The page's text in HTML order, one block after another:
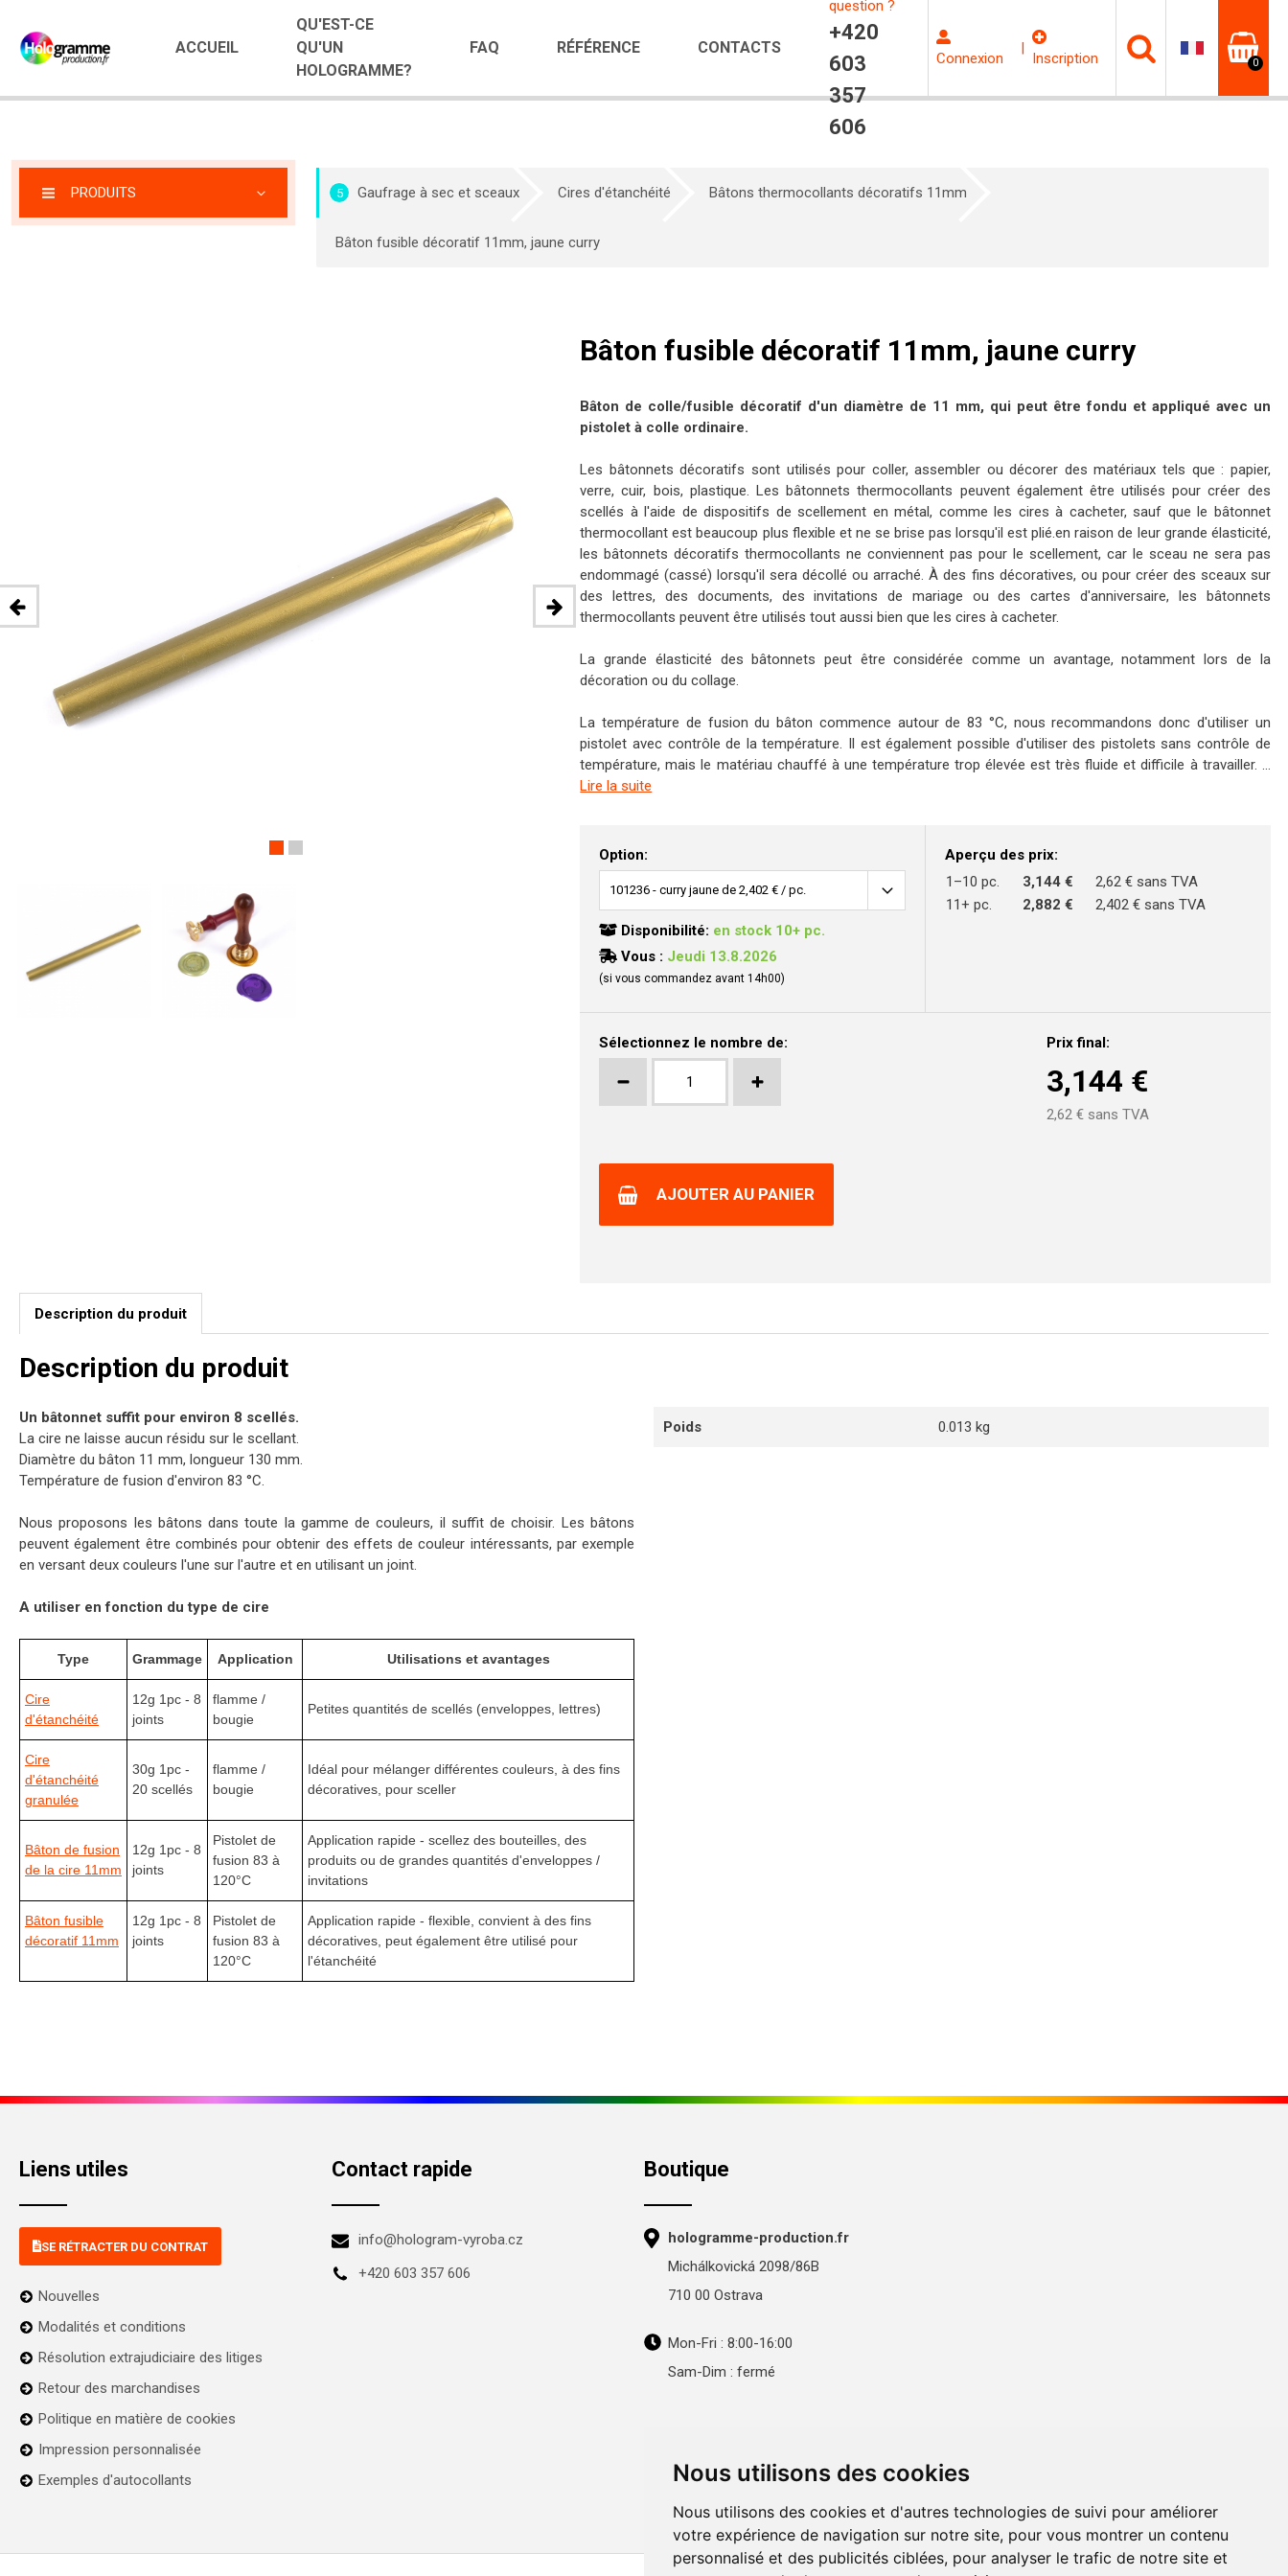
Nous utilisons des cookies
Nous utilisons des cookies et d'autres technologies de suivi pour améliorer
votre expérience de navigation sur notre site, pour vous montrer un contenu
personnalisé et des publicités ciblées, pour analyser le trafic de notre site et
ACCUEIL
QU'EST-CE
QU'UN
HOLOGRAMME?
FAQ RÉFÉRENCE CONTACTS
question ?
+420
603
357
606
Connexion
|
Inscription 0
PRODUITS 5 Gaufrage à sec et sceaux Cires d'étanchéité Bâtons thermocollants décoratifs 11mm
Bâton fusible décoratif 11mm, jaune curry
Bâton fusible décoratif 11mm, jaune curry
Bâton de colle/fusible décoratif d'un diamètre de 11 mm, qui peut être fondu et appliqué avec un
pistolet à colle ordinaire.
Les bâtonnets décoratifs sont utilisés pour coller, assembler ou décorer des matériaux tels que : papier,
verre, cuir, bois, plastique. Les bâtonnets thermocollants peuvent également être utilisés pour créer des
scellés à l'aide de dispositifs de scellement en métal, comme les cires à cacheter, sauf que le bâtonnet
thermocollant est beaucoup plus flexible et ne se brise pas lorsqu'il est plié.en raison de leur grande élasticité,
les bâtonnets décoratifs thermocollants ne conviennent pas pour le scellement, car le sceau ne sera pas
endommagé (cassé) lorsqu'il sera décollé ou arraché. À des fins décoratives, ou pour créer des sceaux sur
des lettres, des documents, des invitations de mariage ou des cartes d'anniversaire, les bâtonnets
thermocollants peuvent être utilisés tout aussi bien que les cires à cacheter.
La grande élasticité des bâtonnets peut être considérée comme un avantage, notamment lors de la
décoration ou du collage.
La température de fusion du bâton commence autour de 83 °C, nous recommandons donc d'utiliser un
pistolet avec contrôle de la température. Il est également possible d'utiliser des pistolets sans contrôle de
température, mais le matériau chauffé à une température trop élevée est très fluide et difficile à travailler. ...
Lire la suite
Option:
Disponibilité: en stock 10+ pc.
Vous : Jeudi 13.8.2026
(si vous commandez avant 14h00)
Aperçu des prix:
1–10 pc.
3,144 €
2,62 € sans TVA
11+ pc.
2,882 € 2,402 € sans TVA
Sélectionnez le nombre de: Prix final:
3,144 €
2,62 € sans TVA
AJOUTER AU PANIER
Description du produit
Description du produit
Un bâtonnet suffit pour environ 8 scellés.
La cire ne laisse aucun résidu sur le scellant.
Diamètre du bâton 11 mm, longueur 130 mm.
Température de fusion d'environ 83 °C.
Nous proposons les bâtons dans toute la gamme de couleurs, il suffit de choisir. Les bâtons
peuvent également être combinés pour obtenir des effets de couleur intéressants, par exemple
en versant deux couleurs l'une sur l'autre et en utilisant un joint.
A utiliser en fonction du type de cire
Type Grammage Application Utilisations et avantages
Cire
d'étanchéité
12g 1pc - 8
joints
flamme /
bougie
Petites quantités de scellés (enveloppes, lettres)
Cire
d'étanchéité
granulée
30g 1pc -
20 scellés
flamme /
bougie
Idéal pour mélanger différentes couleurs, à des fins
décoratives, pour sceller
Bâton de fusion
de la cire 11mm
12g 1pc - 8
joints
Pistolet de
fusion 83 à
120°C
Application rapide - scellez des bouteilles, des
produits ou de grandes quantités d'enveloppes /
invitations
Bâton fusible
décoratif 11mm
12g 1pc - 8
joints
Pistolet de
fusion 83 à
120°C
Application rapide - flexible, convient à des fins
décoratives, peut également être utilisé pour
l'étanchéité
Poids 0.013 kg
Liens utiles
SE RÉTRACTER DU CONTRAT
Nouvelles
Modalités et conditions
Résolution extrajudiciaire des litiges
Retour des marchandises
Politique en matière de cookies
Impression personnalisée
Exemples d'autocollants
Contact rapide
info@hologram-vyroba.cz
+420 603 357 606
Boutique
hologramme-production.fr
Michálkovická 2098/86B
710 00 Ostrava
Mon-Fri : 8:00-16:00
Sam-Dim : fermé